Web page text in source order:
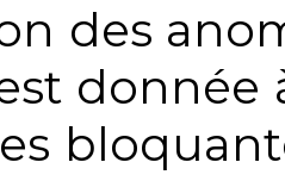
des
donnée